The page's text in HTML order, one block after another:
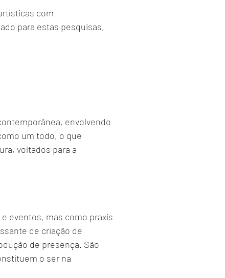
com
para estas pesquisas,
envolvendo
um todo, o que
voltados para a
eventos, mas como praxis
de criação de
de presença. São
o ser na